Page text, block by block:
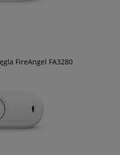
FireAngel FA3280